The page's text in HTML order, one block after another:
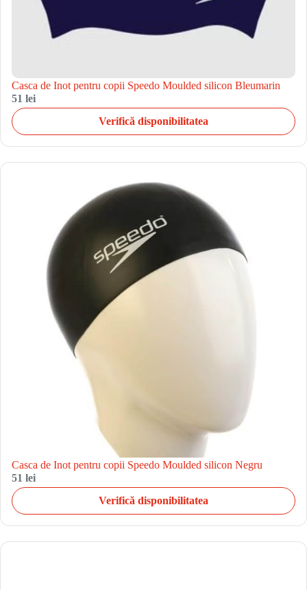
Casca de Inot pentru copii Speedo Moulded silicon Bleumarin
51 lei
Verifică disponibilitatea
Casca de Inot pentru copii Speedo Moulded silicon Negru
51 lei
Verifică disponibilitatea